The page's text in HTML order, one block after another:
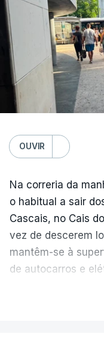
Europa Ocidental,
combinada de
para a região”.
OUVIR
Na correria da
o habitual a sair
Cascais, no Cais
vez de descerem
mantêm-se à
de autocarros e